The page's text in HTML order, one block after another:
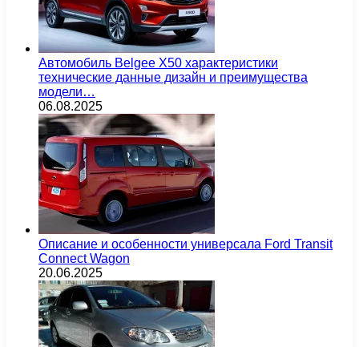
Автомобиль Belgee X50 характеристики
технические данные дизайн и преимущества
модели…
06.08.2025
Описание и особенности универсала Ford Transit
Connect Wagon
20.06.2025